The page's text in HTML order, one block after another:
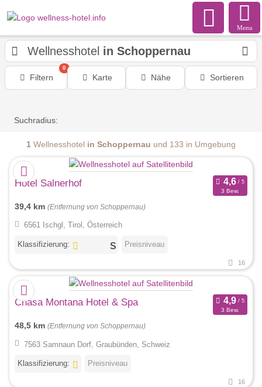
Menu
Wellnesshotel in Schoppernau
Filtern
0
Karte Nähe Sortieren
Suchradius:
1 Wellnesshotel in Schoppernau und 133 in Umgebung
Hotel Salnerhof
3 Bew.
39,4 km (Entfernung von Schoppernau)
6561 Ischgl, Tirol, Österreich
Klassifizierung: Preisniveau
16
Chasa Montana Hotel & Spa
3 Bew.
48,5 km (Entfernung von Schoppernau)
7563 Samnaun Dorf, Graubünden, Schweiz
Klassifizierung: Preisniveau
16